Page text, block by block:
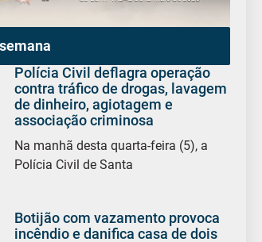
Polícia Civil deflagra operação
contra tráfico de drogas, lavagem
de dinheiro, agiotagem e
associação criminosa
Na manhã desta quarta-feira (5), a
Polícia Civil de Santa
Botijão com vazamento provoca
incêndio e danifica casa de dois